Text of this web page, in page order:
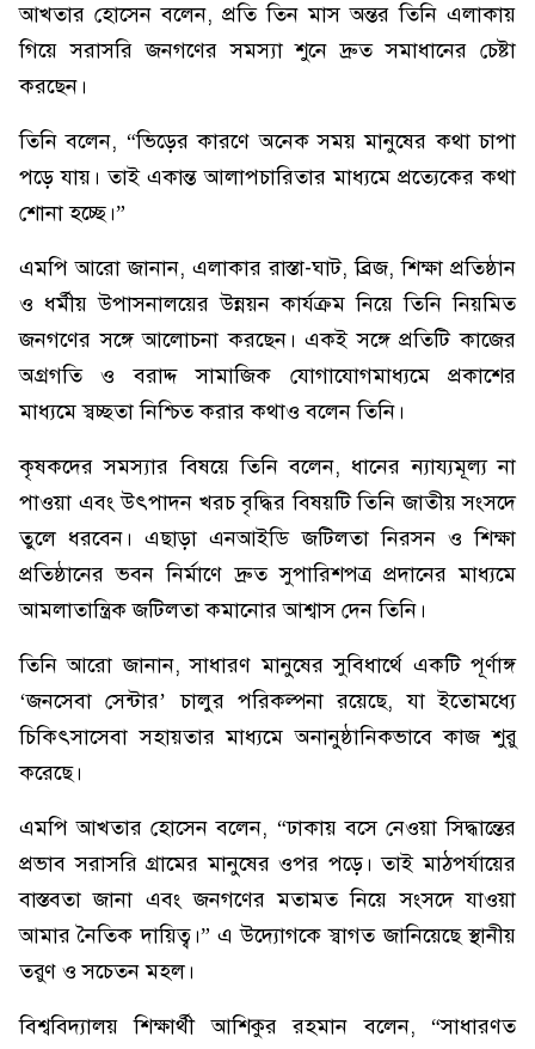
আখতার হোসেন বলেন, প্রতি তিন মাস অন্তর তিনি এলাকায়
গিয়ে সরাসরি জনগণের সমস্যা শুনে দ্রুত সমাধানের চেষ্টা
করছেন।
তিনি বলেন, “ভিড়ের কারণে অনেক সময় মানুষের কথা চাপা
পড়ে যায়। তাই একান্ত আলাপচারিতার মাধ্যমে প্রত্যেকের কথা
শোনা হচ্ছে।”
এমপি আরো জানান, এলাকার রাস্তা-ঘাট, ব্রিজ, শিক্ষা প্রতিষ্ঠান
ও ধর্মীয় উপাসনালয়ের উন্নয়ন কার্যক্রম নিয়ে তিনি নিয়মিত
জনগণের সঙ্গে আলোচনা করছেন। একই সঙ্গে প্রতিটি কাজের
অগ্রগতি ও বরাদ্দ সামাজিক যোগাযোগমাধ্যমে প্রকাশের
মাধ্যমে স্বচ্ছতা নিশ্চিত করার কথাও বলেন তিনি।
কৃষকদের সমস্যার বিষয়ে তিনি বলেন, ধানের ন্যায্যমূল্য না
পাওয়া এবং উৎপাদন খরচ বৃদ্ধির বিষয়টি তিনি জাতীয় সংসদে
তুলে ধরবেন। এছাড়া এনআইডি জটিলতা নিরসন ও শিক্ষা
প্রতিষ্ঠানের ভবন নির্মাণে দ্রুত সুপারিশপত্র প্রদানের মাধ্যমে
আমলাতান্ত্রিক জটিলতা কমানোর আশ্বাস দেন তিনি।
তিনি আরো জানান, সাধারণ মানুষের সুবিধার্থে একটি পূর্ণাঙ্গ
‘জনসেবা সেন্টার’ চালুর পরিকল্পনা রয়েছে, যা ইতোমধ্যে
চিকিৎসাসেবা সহায়তার মাধ্যমে অনানুষ্ঠানিকভাবে কাজ শুরু
করেছে।
এমপি আখতার হোসেন বলেন, “ঢাকায় বসে নেওয়া সিদ্ধান্তের
প্রভাব সরাসরি গ্রামের মানুষের ওপর পড়ে। তাই মাঠপর্যায়ের
বাস্তবতা জানা এবং জনগণের মতামত নিয়ে সংসদে যাওয়া
আমার নৈতিক দায়িত্ব।” এ উদ্যোগকে স্বাগত জানিয়েছে স্থানীয়
তরুণ ও সচেতন মহল।
বিশ্ববিদ্যালয় শিক্ষার্থী আশিকুর রহমান বলেন, “সাধারণত